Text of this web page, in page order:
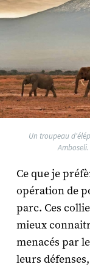
Un troupeau
Amboseli.
Ce que je
opération de
parc. Ces
mieux
menacés par
leurs